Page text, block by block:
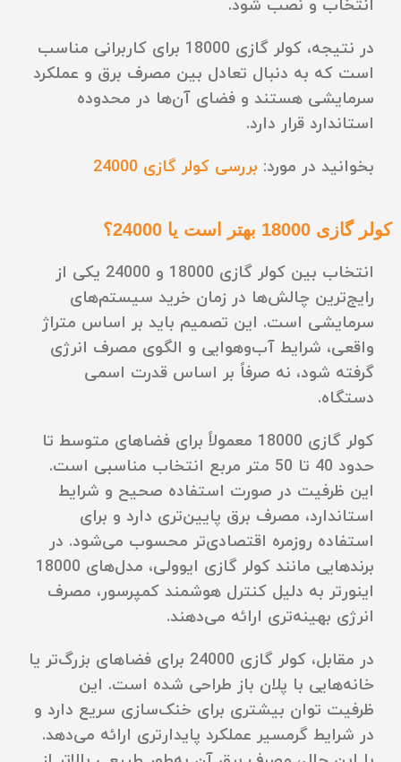
انتخاب و نصب شود.
در نتیجه، کولر گازی 18000 برای کاربرانی مناسب
است که به دنبال تعادل بین مصرف برق و عملکرد
سرمایشی هستند و فضای آن‌ها در محدوده
استاندارد قرار دارد.
بخوانید در مورد: بررسی کولر گازی 24000
کولر گازی 18000 بهتر است یا 24000؟
انتخاب بین کولر گازی 18000 و 24000 یکی از
رایج‌ترین چالش‌ها در زمان خرید سیستم‌های
سرمایشی است. این تصمیم باید بر اساس متراژ
واقعی، شرایط آب‌وهوایی و الگوی مصرف انرژی
گرفته شود، نه صرفاً بر اساس قدرت اسمی
دستگاه.
کولر گازی 18000 معمولاً برای فضاهای متوسط تا
حدود 40 تا 50 متر مربع انتخاب مناسبی است.
این ظرفیت در صورت استفاده صحیح و شرایط
استاندارد، مصرف برق پایین‌تری دارد و برای
استفاده روزمره اقتصادی‌تر محسوب می‌شود. در
برندهایی مانند کولر گازی ایوولی، مدل‌های 18000
اینورتر به دلیل کنترل هوشمند کمپرسور، مصرف
انرژی بهینه‌تری ارائه می‌دهند.
در مقابل، کولر گازی 24000 برای فضاهای بزرگ‌تر یا
خانه‌هایی با پلان باز طراحی شده است. این
ظرفیت توان بیشتری برای خنک‌سازی سریع دارد و
در شرایط گرمسیر عملکرد پایدارتری ارائه می‌دهد.